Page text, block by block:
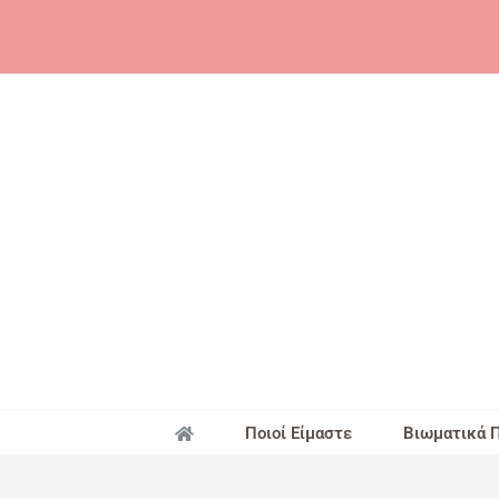
Ποιοί Είμαστε Βιωματικά